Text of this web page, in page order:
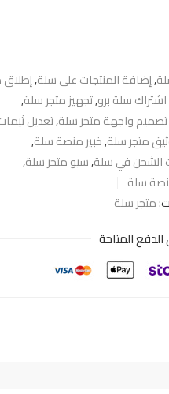
,إضافة المنتجات على سلة,
اشتراك سلة برو,تجهيز متجر سلة,
تصميم واجهة متجر سلة,تعديل
متجر سلة,خبير منصة سلة,
الشحن في سلة,سيو متجر سلة,
سلة
متجر سلة
المتاحة